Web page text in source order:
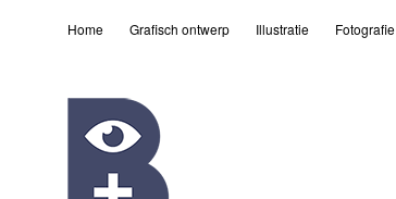
Home Grafisch ontwerp Illustratie Fotografie